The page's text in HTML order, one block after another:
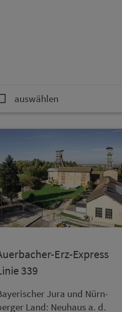
auswählen
Erz-Express
339
Jura und Nürn­
Land: Neuhaus a. d.